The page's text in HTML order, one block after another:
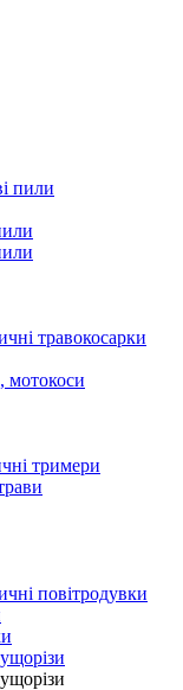
пили
травокосарки
мотокоси
тримери
повітродувки